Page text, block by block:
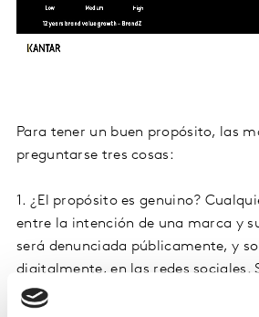
Para tener un buen propósito, las
preguntarse tres cosas:
1. ¿El propósito es genuino?
entre la intención de una marca y
será denunciada públicamente, y
digitalmente, en las redes sociales.
genuinamente en tu propósito, no lo